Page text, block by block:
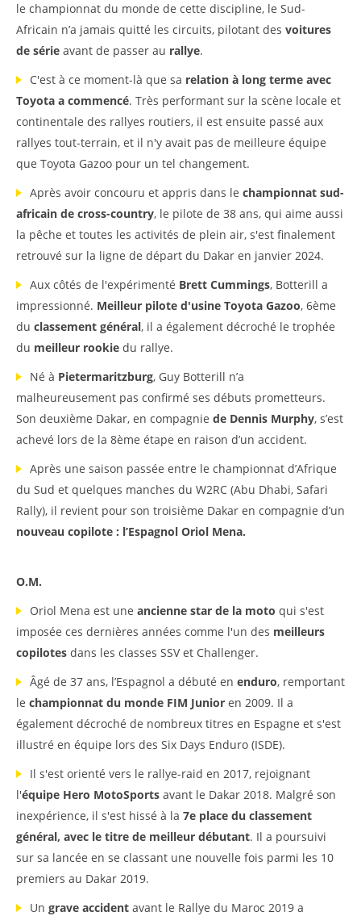
le championnat du monde de cette discipline, le Sud-
Africain n’a jamais quitté les circuits, pilotant des voitures
de série avant de passer au rallye.
C'est à ce moment-là que sa relation à long terme avec
Toyota a commencé. Très performant sur la scène locale et
continentale des rallyes routiers, il est ensuite passé aux
rallyes tout-terrain, et il n'y avait pas de meilleure équipe
que Toyota Gazoo pour un tel changement.
Après avoir concouru et appris dans le championnat sud-
africain de cross-country, le pilote de 38 ans, qui aime aussi
la pêche et toutes les activités de plein air, s'est finalement
retrouvé sur la ligne de départ du Dakar en janvier 2024.
Aux côtés de l'expérimenté Brett Cummings, Botterill a
impressionné. Meilleur pilote d'usine Toyota Gazoo, 6ème
du classement général, il a également décroché le trophée
du meilleur rookie du rallye.
Né à Pietermaritzburg, Guy Botterill n’a
malheureusement pas confirmé ses débuts prometteurs.
Son deuxième Dakar, en compagnie de Dennis Murphy, s’est
achevé lors de la 8ème étape en raison d’un accident.
Après une saison passée entre le championnat d’Afrique
du Sud et quelques manches du W2RC (Abu Dhabi, Safari
Rally), il revient pour son troisième Dakar en compagnie d’un
nouveau copilote : l’Espagnol Oriol Mena.
O.M.
Oriol Mena est une ancienne star de la moto qui s'est
imposée ces dernières années comme l'un des meilleurs
copilotes dans les classes SSV et Challenger.
Âgé de 37 ans, l’Espagnol a débuté en enduro, remportant
le championnat du monde FIM Junior en 2009. Il a
également décroché de nombreux titres en Espagne et s'est
illustré en équipe lors des Six Days Enduro (ISDE).
Il s'est orienté vers le rallye-raid en 2017, rejoignant
l'équipe Hero MotoSports avant le Dakar 2018. Malgré son
inexpérience, il s'est hissé à la 7e place du classement
général, avec le titre de meilleur débutant. Il a poursuivi
sur sa lancée en se classant une nouvelle fois parmi les 10
premiers au Dakar 2019.
Un grave accident avant le Rallye du Maroc 2019 a